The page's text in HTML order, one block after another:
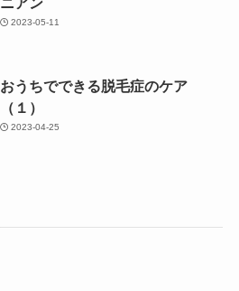
2023-05-11
おうちでできる脱毛症のケア
（１）
2023-04-25